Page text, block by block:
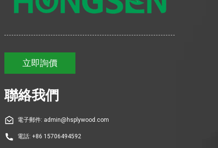
立即詢價
聯絡我們
電子郵件: admin@hsplywood.com
電話: +86 15706494592